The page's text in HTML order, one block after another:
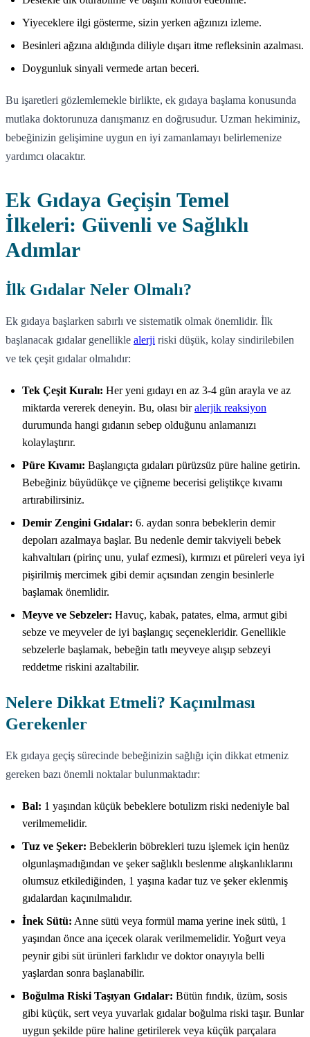
Yiyeceklere ilgi gösterme, sizin yerken ağzınızı izleme.
Besinleri ağzına aldığında diliyle dışarı itme refleksinin azalması.
Doygunluk sinyali vermede artan beceri.
Bu işaretleri gözlemlemekle birlikte, ek gıdaya başlama konusunda
mutlaka doktorunuza danışmanız en doğrusudur. Uzman hekiminiz,
bebeğinizin gelişimine uygun en iyi zamanlamayı belirlemenize
yardımcı olacaktır.
Ek Gıdaya Geçişin Temel
İlkeleri: Güvenli ve Sağlıklı
Adımlar
İlk Gıdalar Neler Olmalı?
Ek gıdaya başlarken sabırlı ve sistematik olmak önemlidir. İlk
başlanacak gıdalar genellikle alerji riski düşük, kolay sindirilebilen
ve tek çeşit gıdalar olmalıdır:
Tek Çeşit Kuralı: Her yeni gıdayı en az 3-4 gün arayla ve az
miktarda vererek deneyin. Bu, olası biralerjik reaksiyon
durumunda hangi gıdanın sebep olduğunu anlamanızı
kolaylaştırır.
Püre Kıvamı: Başlangıçta gıdaları pürüzsüz püre haline getirin.
Bebeğiniz büyüdükçe ve çiğneme becerisi geliştikçe kıvamı
artırabilirsiniz.
Demir Zengini Gıdalar: 6. aydan sonra bebeklerin demir
depoları azalmaya başlar. Bu nedenle demir takviyeli bebek
kahvaltıları (pirinç unu, yulaf ezmesi), kırmızı et püreleri veya iyi
pişirilmiş mercimek gibi demir açısından zengin besinlerle
başlamak önemlidir.
Meyve ve Sebzeler: Havuç, kabak, patates, elma, armut gibi
sebze ve meyveler de iyi başlangıç seçenekleridir. Genellikle
sebzelerle başlamak, bebeğin tatlı meyveye alışıp sebzeyi
reddetme riskini azaltabilir.
Nelere Dikkat Etmeli? Kaçınılması
Gerekenler
Ek gıdaya geçiş sürecinde bebeğinizin sağlığı için dikkat etmeniz
gereken bazı önemli noktalar bulunmaktadır:
Bal: 1 yaşından küçük bebeklere botulizm riski nedeniyle bal
verilmemelidir.
Tuz ve Şeker: Bebeklerin böbrekleri tuzu işlemek için henüz
olgunlaşmadığından ve şeker sağlıklı beslenme alışkanlıklarını
olumsuz etkilediğinden, 1 yaşına kadar tuz ve şeker eklenmiş
gıdalardan kaçınılmalıdır.
İnek Sütü: Anne sütü veya formül mama yerine inek sütü, 1
yaşından önce ana içecek olarak verilmemelidir. Yoğurt veya
peynir gibi süt ürünleri farklıdır ve doktor onayıyla belli
yaşlardan sonra başlanabilir.
Boğulma Riski Taşıyan Gıdalar: Bütün fındık, üzüm, sosis
gibi küçük, sert veya yuvarlak gıdalar boğulma riski taşır. Bunlar
uygun şekilde püre haline getirilerek veya küçük parçalara